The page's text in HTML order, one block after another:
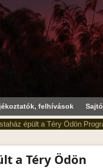
felhívások
épült a Téry Ödön
a Téry Ödön